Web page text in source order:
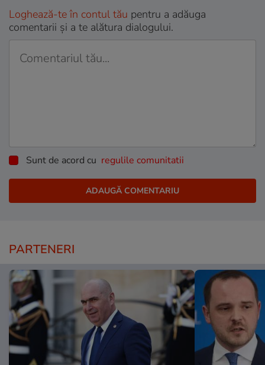
Loghează-te în contul tău pentru a adăuga
comentarii și a te alătura dialogului.
Sunt de acord cu regulile comunitatii
PARTENERI